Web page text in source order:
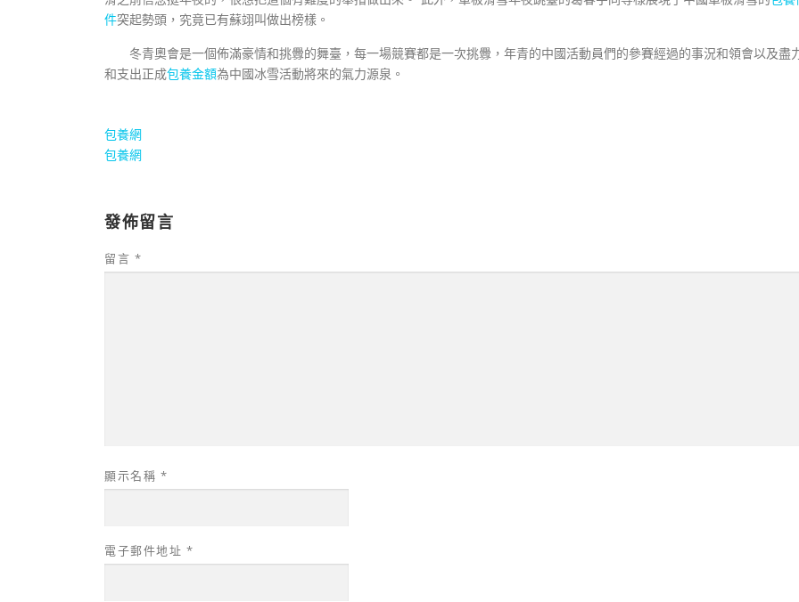
件突起勢頭，究竟已有蘇翊叫做出榜樣。
冬青奧會是一個佈滿豪情和挑釁的舞臺，每一場競賽都是一次挑釁，年青的中國活動員們的參賽經過的事況和領會以及盡
和支出正成包養金額為中國冰雪活動將來的氣力源泉。
包養網
包養網
發佈留言
留言 *
顯示名稱 *
電子郵件地址 *